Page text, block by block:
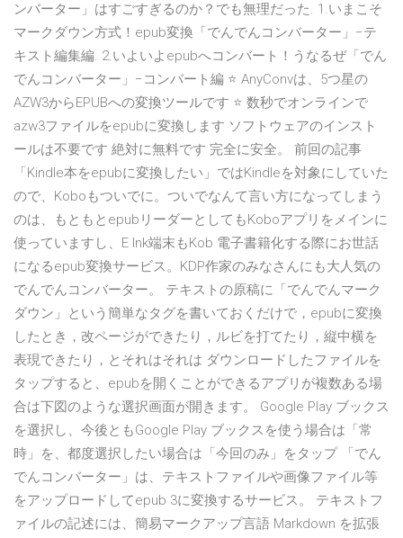
ンバーター」はすごすぎるのか？でも無理だった. 1.いまこそ
マークダウン方式！epub変換「でんでんコンバーター」−テ
キスト編集編. 2.いよいよepubへコンバート！うなるぜ「でん
でんコンバーター」−コンバート編 ⭐ AnyConvは、5つ星の
AZW3からEPUBへの変換ツールです ⭐ 数秒でオンラインで
azw3ファイルをepubに変換します ソフトウェアのインスト
ールは不要です 絶対に無料です 完全に安全。 前回の記事
「Kindle本をepubに変換したい」ではKindleを対象にしていた
ので、Koboもついでに。ついでなんて言い方になってしまう
のは、もともとepubリーダーとしてもKoboアプリをメインに
使っていますし、E Ink端末もKob 電子書籍化する際にお世話
になるepub変換サービス。KDP作家のみなさんにも大人気の
でんでんコンバーター。 テキストの原稿に「でんでんマーク
ダウン」という簡単なタグを書いておくだけで，epubに変換
したとき，改ページができたり，ルビを打てたり，縦中横を
表現できたり，とそれはそれは ダウンロードしたファイルを
タップすると、epubを開くことができるアプリが複数ある場
合は下図のような選択画面が開きます。 Google Play ブックス
を選択し、今後ともGoogle Play ブックスを使う場合は「常
時」を、都度選択したい場合は「今回のみ」をタップ 「でん
でんコンバーター」は、テキストファイルや画像ファイル等
をアップロードしてepub 3に変換するサービス。 テキストフ
ァイルの記述には、簡易マークアップ言語 Markdown を拡張